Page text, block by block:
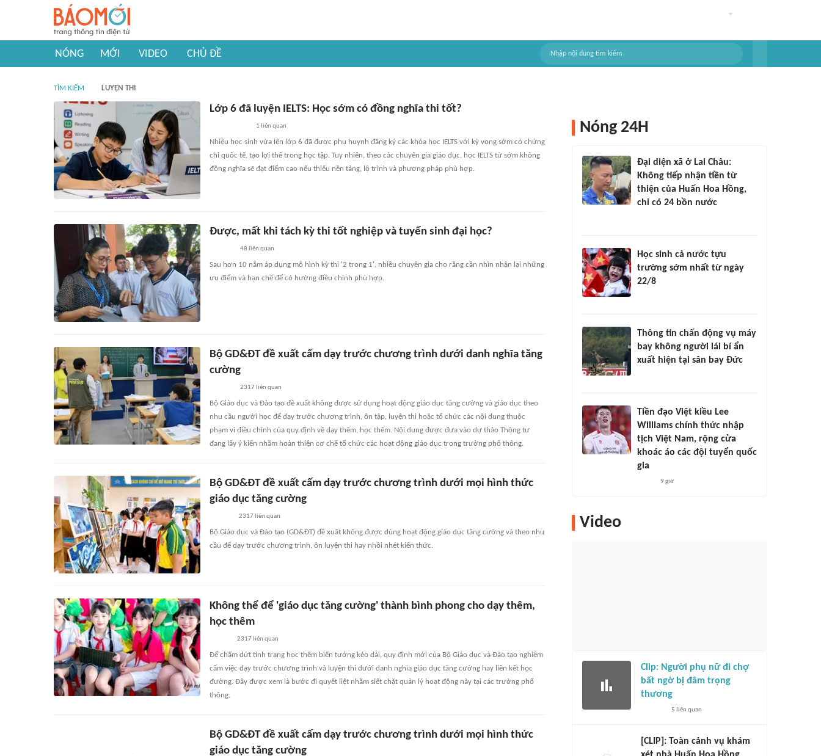
NÓNG MỚI VIDEO CHỦ ĐỀ
TÌM KIẾM LUYỆN THI
Lớp 6 đã luyện IELTS: Học sớm có đồng nghĩa thi tốt?
1 liên quan
Nhiều học sinh vừa lên lớp 6 đã được phụ huynh đăng ký các khóa học IELTS với kỳ vọng sớm có chứng
chỉ quốc tế, tạo lợi thế trong học tập. Tuy nhiên, theo các chuyên gia giáo dục, học IELTS từ sớm không
đồng nghĩa sẽ đạt điểm cao nếu thiếu nền tảng, lộ trình và phương pháp phù hợp.
Được, mất khi tách kỳ thi tốt nghiệp và tuyển sinh đại học?
48 liên quan
Sau hơn 10 năm áp dụng mô hình kỳ thi '2 trong 1', nhiều chuyên gia cho rằng cần nhìn nhận lại những
ưu điểm và hạn chế để có hướng điều chỉnh phù hợp.
Bộ GD&ĐT đề xuất cấm dạy trước chương trình dưới danh nghĩa tăng
cường
2317 liên quan
Bộ Giáo dục và Đào tạo đề xuất không được sử dụng hoạt động giáo dục tăng cường và giáo dục theo
nhu cầu người học để dạy trước chương trình, ôn tập, luyện thi hoặc tổ chức các nội dung thuộc
phạm vi điều chỉnh của quy định về dạy thêm, học thêm. Nội dung được đưa vào dự thảo Thông tư
đang lấy ý kiến nhằm hoàn thiện cơ chế tổ chức các hoạt động giáo dục trong trường phổ thông.
Bộ GD&ĐT đề xuất cấm dạy trước chương trình dưới mọi hình thức
giáo dục tăng cường
2317 liên quan
Bộ Giáo dục và Đào tạo (GD&ĐT) đề xuất không được dùng hoạt động giáo dục tăng cường và theo nhu
cầu để dạy trước chương trình, ôn luyện thi hay nhồi nhét kiến thức.
Không thể để 'giáo dục tăng cường' thành bình phong cho dạy thêm,
học thêm
2317liên quan
Để chấm dứt tình trạng học thêm biến tướng kéo dài, quy định mới của Bộ Giáo dục và Đào tạo nghiêm
cấm việc dạy trước chương trình và luyện thi dưới danh nghĩa giáo dục tăng cường hay liên kết học
đường. Đây được xem là bước đi quyết liệt nhằm siết chặt quản lý hoạt động này tại các trường phổ
thông.
Bộ GD&ĐT đề xuất cấm dạy trước chương trình dưới mọi hình thức
giáo dục tăng cường
Nóng 24H
Đại diện xã ở Lai Châu:
Không tiếp nhận tiền từ
thiện của Huấn Hoa Hồng,
chỉ có 24 bồn nước
Học sinh cả nước tựu
trường sớm nhất từ ngày
22/8
Thông tin chấn động vụ máy
bay không người lái bí ẩn
xuất hiện tại sân bay Đức
Tiền đạo Việt kiều Lee
Williams chính thức nhập
tịch Việt Nam, rộng cửa
khoác áo các đội tuyển quốc
gia
9 giờ
Video
Clip: Người phụ nữ đi chợ
bất ngờ bị đâm trọng
thương
5 liên quan
[CLIP]: Toàn cảnh vụ khám